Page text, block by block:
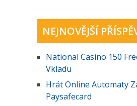
NEJNOVĚJŠÍ
National Casino 150
Vkladu
Hrát Online Automaty
Paysafecard